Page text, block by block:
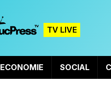
TV LIVE
ECONOMIE SOCIAL